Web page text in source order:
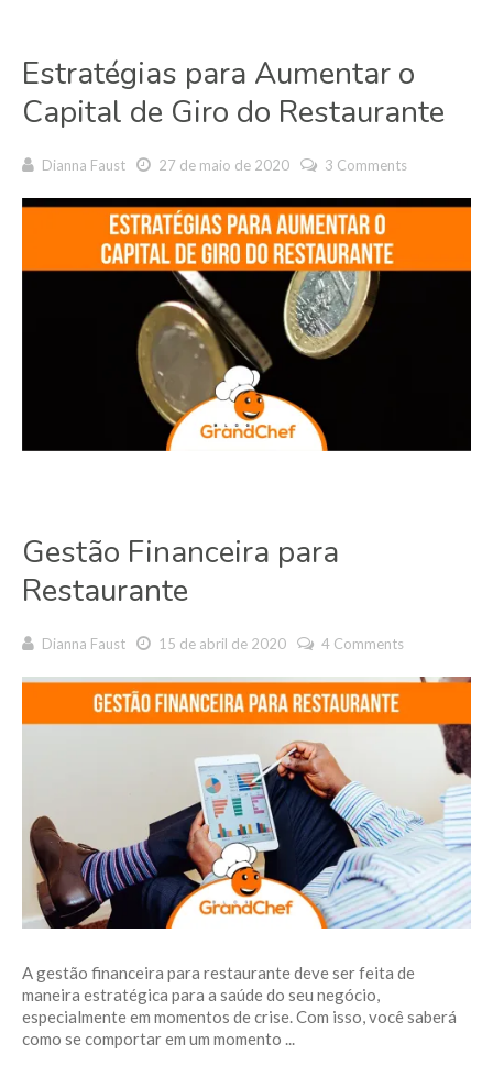
Estratégias para Aumentar o
Capital de Giro do Restaurante
Dianna Faust 27 de maio de 2020 3 Comments
Gestão Financeira para
Restaurante
Dianna Faust 15 de abril de 2020 4 Comments
A gestão financeira para restaurante deve ser feita de
maneira estratégica para a saúde do seu negócio,
especialmente em momentos de crise. Com isso, você saberá
como se comportar em um momento ...